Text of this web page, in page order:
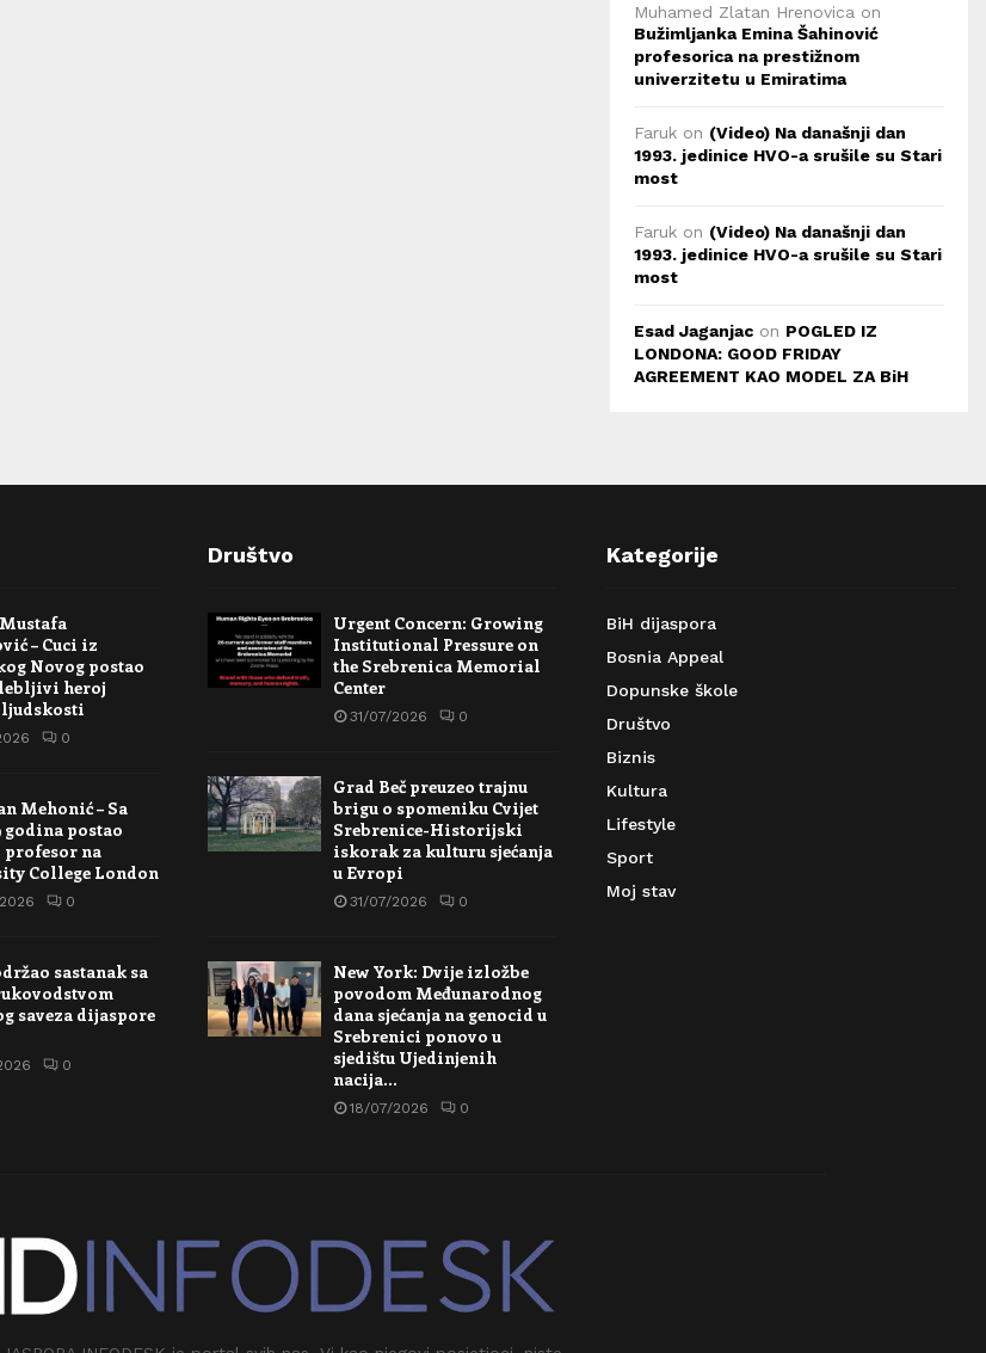
Muhamed Zlatan Hrenovica on
Bužimljanka Emina Šahinović
profesorica na prestižnom
univerzitetu u Emiratima
Faruk on (Video) Na današnji dan
1993. jedinice HVO-a srušile su Stari
most
Faruk on (Video) Na današnji dan
1993. jedinice HVO-a srušile su Stari
most
Esad Jaganjac on POGLED IZ
LONDONA: GOOD FRIDAY
AGREEMENT KAO MODEL ZA BiH
– Cuci iz
Novog postao
heroj
0
Mehonić – Sa
godina postao
na
College London
0
sastanak sa
saveza dijaspore
0
Društvo
Urgent Concern: Growing
Institutional Pressure on
the Srebrenica Memorial
Center
31/07/2026 0
Grad Beč preuzeo trajnu
brigu o spomeniku Cvijet
Srebrenice-Historijski
iskorak za kulturu sjećanja
u Evropi
31/07/2026 0
New York: Dvije izložbe
povodom Međunarodnog
dana sjećanja na genocid u
Srebrenici ponovo u
sjedištu Ujedinjenih
nacija…
18/07/2026 0
Kategorije
BiH dijaspora
Bosnia Appeal
Dopunske škole
Društvo
Biznis
Kultura
Lifestyle
Sport
Moj stav